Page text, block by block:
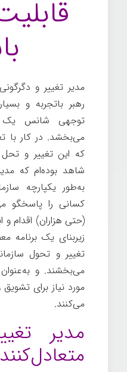
رهبر باتجربه و
توجهی شانس یک
می‌بخشد. در کار با
که این تغییر و تحل
شاهد بوده‌ام که
به‌طور یکپارچه
کسانی را پاسخگو
(حتی هزاران) اقدام و
زیربنای یک برنامه
تغییر و تحول
می‌بخشند. و به‌عنوان
مورد نیاز برای
می‌کنند.
مدیر